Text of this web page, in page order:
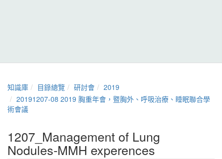
知識庫 目錄總覽 研討會
2019
20191207-08 2019 胸重年會，暨胸外、呼吸治療、睡眠聯合學
術會議
1207_Management of Lung
Nodules-MMH experences